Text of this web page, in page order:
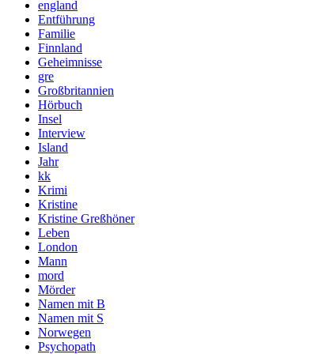
england
Entführung
Familie
Finnland
Geheimnisse
gre
Großbritannien
Hörbuch
Insel
Interview
Island
Jahr
kk
Krimi
Kristine
Kristine Greßhöner
Leben
London
Mann
mord
Mörder
Namen mit B
Namen mit S
Norwegen
Psychopath